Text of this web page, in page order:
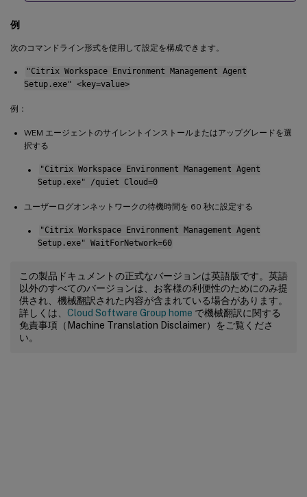
例
次のコマンドライン形式を使用して設定を構成できます。
"Citrix Workspace Environment Management Agent
Setup.exe" <key=value>
例：
WEM エージェントのサイレントインストールまたはアップグレードを選
択する
"Citrix Workspace Environment Management Agent
Setup.exe" /quiet Cloud=0
ユーザーログオンネットワークの待機時間を 60 秒に設定する
"Citrix Workspace Environment Management Agent
Setup.exe" WaitForNetwork=60
この製品ドキュメントの正式なバージョンは英語版です。英語
以外のすべてのバージョンは、お客様の利便性のためにのみ提
供され、機械翻訳された内容が含まれている場合があります。
詳しくは、 Cloud Software Group home で機械翻訳に関する
免責事項（Machine Translation Disclaimer）をご覧くださ
い。